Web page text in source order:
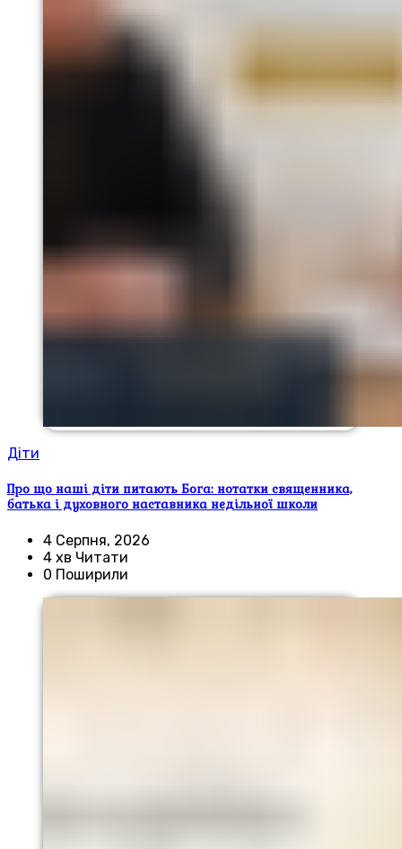
Діти
Про що наші діти питають Бога: нотатки священника,
батька і духовного наставника недільної школи
4 Серпня, 2026
4 хв Читати
0 Поширили